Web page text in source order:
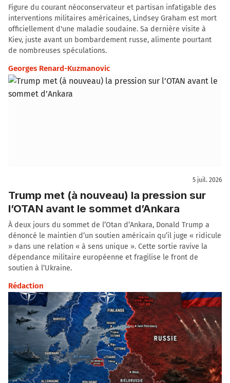
Figure du courant néoconservateur et partisan infatigable des
interventions militaires américaines, Lindsey Graham est mort
officiellement d'une maladie soudaine. Sa dernière visite à
Kiev, juste avant un bombardement russe, alimente pourtant
de nombreuses spéculations.
Georges Renard-Kuzmanovic
5 juil. 2026
Trump met (à nouveau) la pression sur
l’OTAN avant le sommet d’Ankara
À deux jours du sommet de l’Otan d’Ankara, Donald Trump a
dénoncé le maintien d’un soutien américain qu’il juge « ridicule
» dans une relation « à sens unique ». Cette sortie ravive la
dépendance militaire européenne et fragilise le front de
soutien à l’Ukraine.
Rédaction